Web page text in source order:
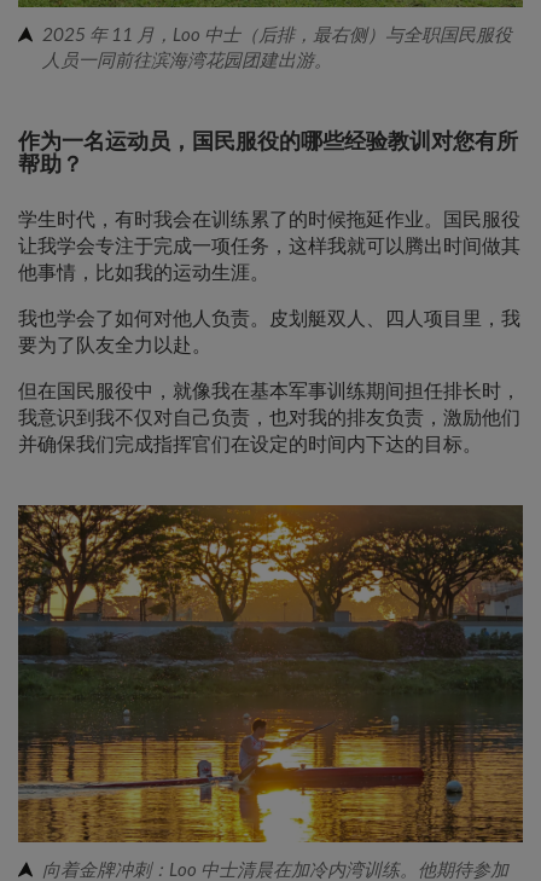
2025 年 11 月，Loo 中士（后排，最右侧）与全职国民服役
人员一同前往滨海湾花园团建出游。
作为一名运动员，国民服役的哪些经验教训对您有所
帮助？
学生时代，有时我会在训练累了的时候拖延作业。国民服役
让我学会专注于完成一项任务，这样我就可以腾出时间做其
他事情，比如我的运动生涯。
我也学会了如何对他人负责。皮划艇双人、四人项目里，我
要为了队友全力以赴。
但在国民服役中，就像我在基本军事训练期间担任排长时，
我意识到我不仅对自己负责，也对我的排友负责，激励他们
并确保我们完成指挥官们在设定的时间内下达的目标。
向着金牌冲刺：Loo 中士清晨在加冷内湾训练。他期待参加